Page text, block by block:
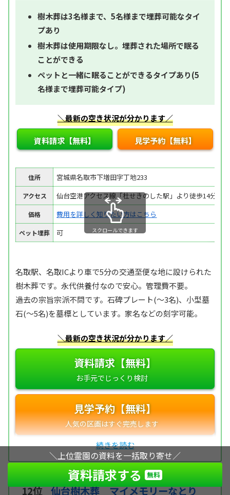
樹木葬は3名様まで、5名様まで埋葬可能なタイ
プあり
樹木葬は使用期限なし。埋葬された場所で眠る
ことができる
ペットと一緒に眠ることができるタイプあり(5
名様まで埋葬可能タイプ)
＼最新の空き状況が分かります／
資料請求【無料】 見学予約【無料】
住所 宮城県名取市下増田字丁地233
アクセス 仙台空港アクセス線「杜せきのした駅」より徒歩14分
価格 費用を詳しく知りたい方はこちら
ペット埋葬 可 スクロールできます
名取駅、名取ICより車で5分の交通至便な地に設けられた
樹木葬です。永代供養付なので安心。管理費不要。
過去の宗旨宗派不問です。石碑プレート(～3名)、小型墓
石(～5名)を墓標としています。家名などの刻字可能。
＼最新の空き状況が分かります／
資料請求【無料】
見学予約【無料】
12位 仙台樹木葬 マイメモリーなとり
＼上位霊園の資料を一括取り寄せ／
資料請求する 無料